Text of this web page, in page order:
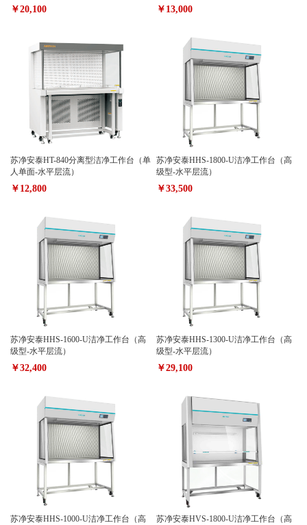
￥20,100 ￥13,000
苏净安泰HT-840分离型洁净工作台（单
人单面-水平层流）
￥12,800
苏净安泰HHS-1800-U洁净工作台（高
级型-水平层流）
￥33,500
苏净安泰HHS-1600-U洁净工作台（高
级型-水平层流）
￥32,400
苏净安泰HHS-1300-U洁净工作台（高
级型-水平层流）
￥29,100
苏净安泰HHS-1000-U洁净工作台（高
苏净安泰HVS-1800-U洁净工作台（高